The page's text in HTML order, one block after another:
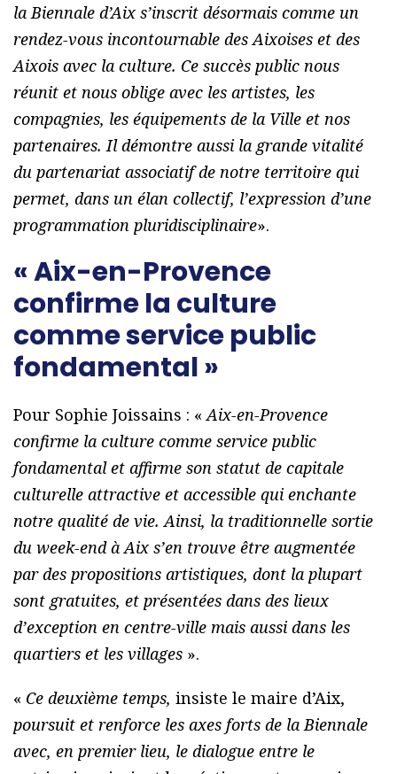
la Biennale d’Aix s’inscrit désormais comme un
rendez-vous incontournable des Aixoises et des
Aixois avec la culture. Ce succès public nous
réunit et nous oblige avec les artistes, les
compagnies, les équipements de la Ville et nos
partenaires. Il démontre aussi la grande vitalité
du partenariat associatif de notre territoire qui
permet, dans un élan collectif, l’expression d’une
programmation pluridisciplinaire».
« Aix-en-Provence
confirme la culture
comme service public
fondamental»
Pour Sophie Joissains : « Aix-en-Provence
confirme la culture comme service public
fondamental et affirme son statut de capitale
culturelle attractive et accessible qui enchante
notre qualité de vie. Ainsi, la traditionnelle sortie
du week-end à Aix s’en trouve être augmentée
par des propositions artistiques, dont la plupart
sont gratuites, et présentées dans des lieux
d’exception en centre-ville mais aussi dans les
quartiers et les villages ».
« Ce deuxième temps, insiste le maire d’Aix,
poursuit et renforce les axes forts de la Biennale
avec, en premier lieu, le dialogue entre le